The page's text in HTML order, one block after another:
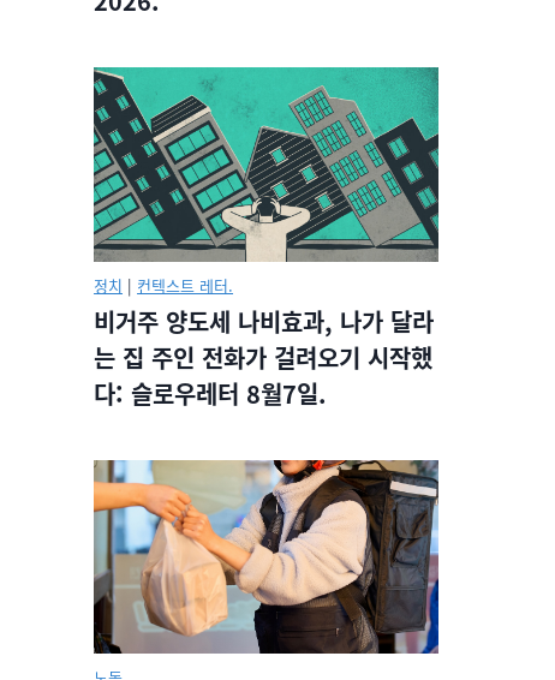
정치 | 컨텍스트 레터.
비거주 양도세 나비효과, 나가 달라
는 집 주인 전화가 걸려오기 시작했
다: 슬로우레터 8월7일.